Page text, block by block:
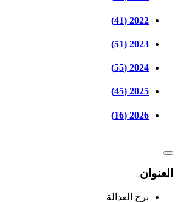
2022 (41)
2023 (51)
2024 (55)
2025 (45)
2026 (16)
العنوان
برج العدالة